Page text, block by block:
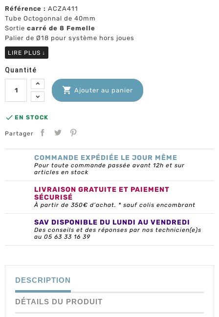
Référence : ACZA411
Tube Octogonnal de 40mm
Sortie carré de 8 Femelle
Palier de Ø18 pour système hors joues
LIRE PLUS ↓
Quantité
 Ajouter au panier
 EN STOCK
Partager
COMMANDE EXPÉDIÉE LE JOUR MÊME
Pour toute commande passée avant 12h et sur
articles en stock
LIVRAISON GRATUITE ET PAIEMENT
SÉCURISÉ
À partir de 350€ d’achat. * sauf colis encombrant
SAV DISPONIBLE DU LUNDI AU VENDREDI
Des conseils et des réponses par nos technicien(e)s
au 05 63 33 16 39
DESCRIPTION
DÉTAILS DU PRODUIT